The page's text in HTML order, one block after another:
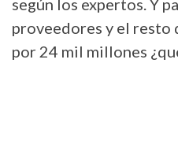
según los expertos. Y
proveedores y el resto
por 24 mil millones